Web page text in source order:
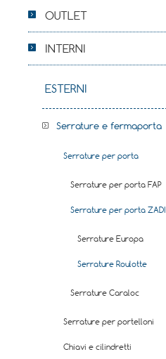
OUTLET
INTERNI
ESTERNI
Serrature e fermaporta
Serrature per porta
Serrature per porta FAP
Serrature per porta ZADI
Serrature Europa
Serrature Roulotte
Serrature Caraloc
Serrature per portelloni
Chiavi e cilindretti